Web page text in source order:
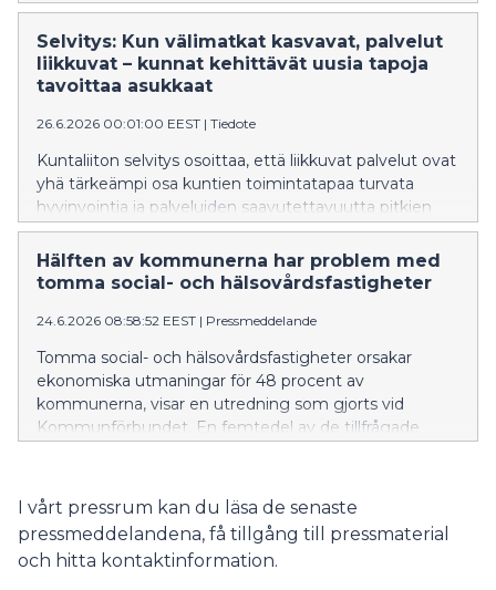
befolkning och minskad kollektivtrafik. Det blir allt
vanligare att med bokbussar, seniorbilar, rullande
servicepunkter, mobila ungdomslokaler och många
andra uppfinningsrika metoder ta tjänster till platser
Selvitys: Kun välimatkat kasvavat, palvelut
liikkuvat – kunnat kehittävät uusia tapoja
tavoittaa asukkaat
26.6.2026 00:01:00 EEST | Tiedote
Kuntaliiton selvitys osoittaa, että liikkuvat palvelut ovat
yhä tärkeämpi osa kuntien toimintatapaa turvata
hyvinvointia ja palveluiden saavutettavuutta pitkien
välimatkojen Suomessa. Kirjastoautot, senioripakut,
yhteisöbussit, liikkuvat nuorisotilat ja monet muut
kekseliäät keinot tuovat palveluja yhä useammin
kunnassa liikkuvien palveluiden tavoitteena ei ole vain
palvelun tarjoaminen, vaan myös yksinäisyyden
vähentäminen, yhteisöllisyyden vahvistaminen ja
uusien kohtaamisten mahdollistaminen, Kuntaliiton
hyvinvointiasioiden johtaja Maria Salenius kertoo.
Hälften av kommunerna har problem med
tomma social- och hälsovårdsfastigheter
24.6.2026 08:58:52 EEST | Pressmeddelande
Tomma social- och hälsovårdsfastigheter orsakar
ekonomiska utmaningar för 48 procent av
kommunerna, visar en utredning som gjorts vid
Kommunförbundet. En femtedel av de tillfrågade
genomförde en enkät i kommunerna på fastlandet
om situationen för de kommunägda social- och
hälsovårdsfastigheterna. Enkäten besvarades av 157
kommuner.
I vårt pressrum kan du läsa de senaste
pressmeddelandena, få tillgång till pressmaterial
och hitta kontaktinformation.